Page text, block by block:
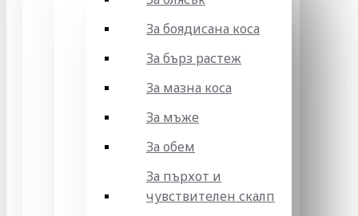
За боядисана коса
За бърз растеж
За мазна коса
За мъже
За обем
За пърхот и
чувствителен скалп